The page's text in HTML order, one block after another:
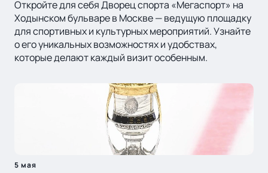
Откройте для себя Дворец спорта «Мегаспорт» на
Ходынском бульваре в Москве — ведущую площадку
для спортивных и культурных мероприятий. Узнайте
о его уникальных возможностях и удобствах,
которые делают каждый визит особенным.
5 мая